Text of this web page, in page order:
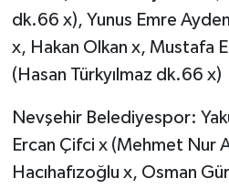
dk.66 x), Yunus Emre
x, Hakan Olkan x, Mustafa
(Hasan Türkyılmaz dk.66 x)
Nevşehir Belediyespor:
Ercan Çifci x (Mehmet Nur
Hacıhafızoğlu x, Osman